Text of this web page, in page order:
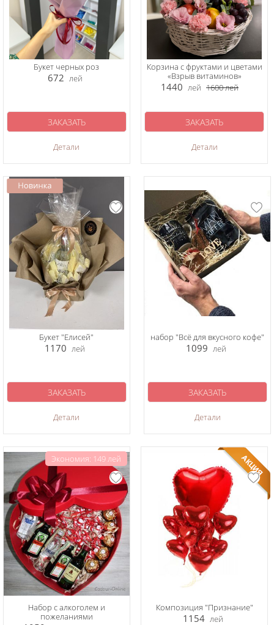
Букет черных роз
672 лей
Детали
ЗАКАЗАТЬ
Корзина с фруктами и цветами
«Взрыв витаминов»
1440 лей 1600лей
Детали
ЗАКАЗАТЬ
Букет "Елисей"
1170 лей
Детали
ЗАКАЗАТЬ
набор "Всё для вкусного кофе"
1099 лей
Детали
ЗАКАЗАТЬ
Экономия: 149 лей
Набор с алкоголем и
пожеланиями
Композиция "Признание"
1154 лей